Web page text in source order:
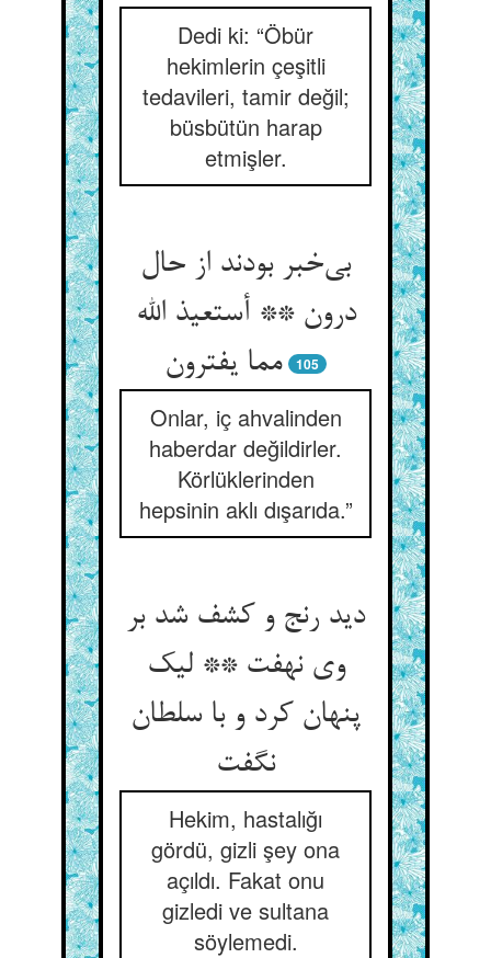
Dedi ki: “Öbür
hekimlerin çeşitli
tedavileri, tamir değil;
büsbütün harap
etmişler.
بی‌‌خبر بودند از حال
درون ** أستعیذ الله
105
Onlar, iç ahvalinden
haberdar değildirler.
Körlüklerinden
hepsinin aklı dışarıda.”
دید رنج و کشف شد بر
وی نهفت ** لیک
پنهان کرد و با سلطان
Hekim, hastalığı
gördü, gizli şey ona
açıldı. Fakat onu
gizledi ve sultana
söylemedi.